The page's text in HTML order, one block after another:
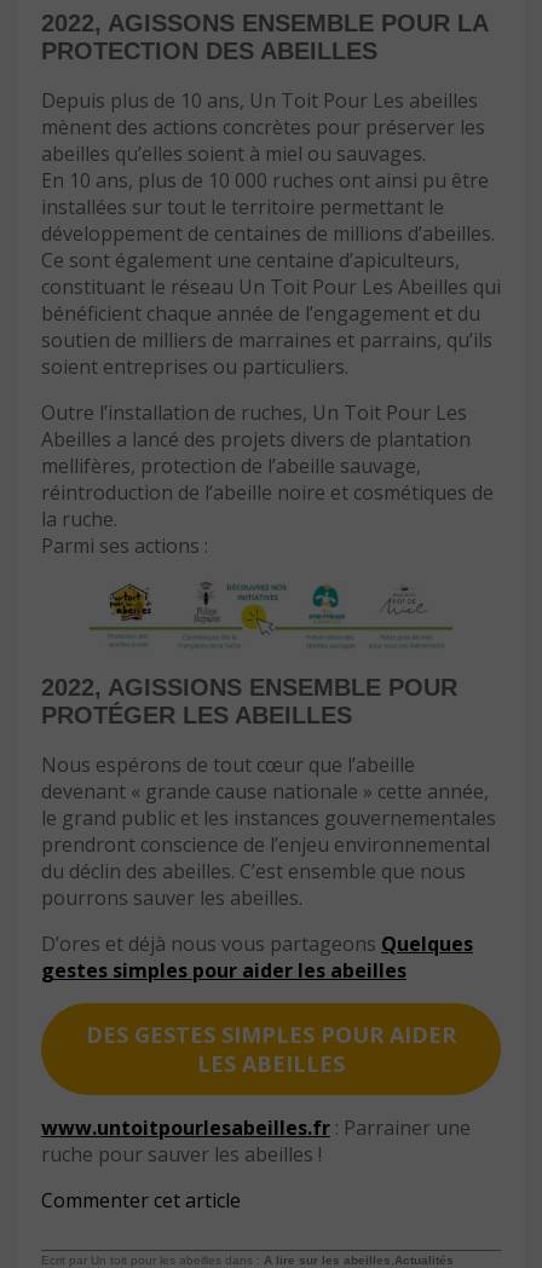
2022, AGISSONS ENSEMBLE POUR LA
PROTECTION DES ABEILLES
Depuis plus de 10 ans, Un Toit Pour Les abeilles
mènent des actions concrètes pour préserver les
abeilles qu’elles soient à miel ou sauvages.
En 10 ans, plus de 10 000 ruches ont ainsi pu être
installées sur tout le territoire permettant le
développement de centaines de millions d’abeilles.
Ce sont également une centaine d’apiculteurs,
constituant le réseau Un Toit Pour Les Abeilles qui
bénéficient chaque année de l’engagement et du
soutien de milliers de marraines et parrains, qu’ils
soient entreprises ou particuliers.
Outre l’installation de ruches, Un Toit Pour Les
Abeilles a lancé des projets divers de plantation
mellifères, protection de l’abeille sauvage,
réintroduction de l’abeille noire et cosmétiques de
la ruche.
Parmi ses actions :
2022, AGISSIONS ENSEMBLE POUR
PROTÉGER LES ABEILLES
Nous espérons de tout cœur que l’abeille
devenant « grande cause nationale » cette année,
le grand public et les instances gouvernementales
prendront conscience de l’enjeu environnemental
du déclin des abeilles. C’est ensemble que nous
pourrons sauver les abeilles.
D’ores et déjà nous vous partageons Quelques
gestes simples pour aider les abeilles
DES GESTES SIMPLES POUR AIDER
LES ABEILLES
www.untoitpourlesabeilles.fr : Parrainer une
ruche pour sauver les abeilles !
Commenter cet article
Ecrit par Un toit pour les abeilles dans : A lire sur les abeilles Actualités